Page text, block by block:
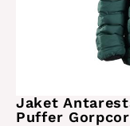
Jaket
Puffer